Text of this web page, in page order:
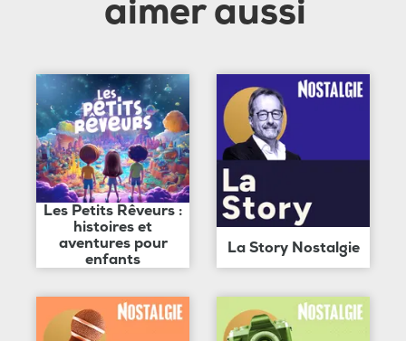
aimer aussi
Les Petits Rêveurs :
histoires et
aventures pour
enfants
La Story Nostalgie